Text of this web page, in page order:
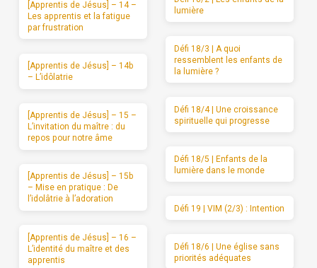
[Apprentis de Jésus] – 14 –
Les apprentis et la fatigue
par frustration
[Apprentis de Jésus] – 14b
– L’idôlatrie
[Apprentis de Jésus] – 15 –
L’invitation du maître : du
repos pour notre âme
[Apprentis de Jésus] – 15b
– Mise en pratique : De
l’idolâtrie à l’adoration
[Apprentis de Jésus] – 16 –
L’identité du maître et des
apprentis
lumière
Défi 18/3 | A quoi
ressemblent les enfants de
la lumière ?
Défi 18/4 | Une croissance
spirituelle qui progresse
Défi 18/5 | Enfants de la
lumière dans le monde
Défi 19 | VIM (2/3) : Intention
Défi 18/6 | Une église sans
priorités adéquates